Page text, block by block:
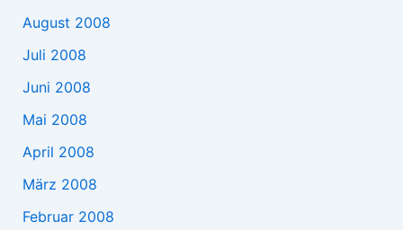
August 2008
Juli 2008
Juni 2008
Mai 2008
April 2008
März 2008
Februar 2008